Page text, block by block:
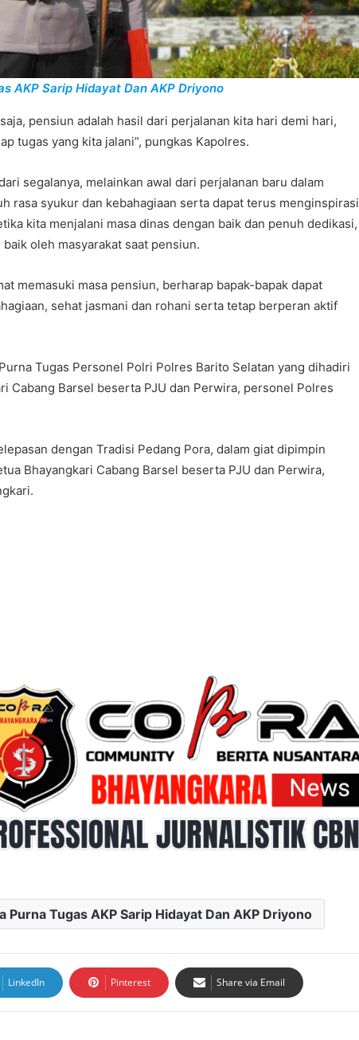
AKP Sarip Hidayat Dan AKP Driyono
pensiun adalah hasil dari perjalanan kita hari demi hari,
tugas yang kita jalani”, pungkas Kapolres.
segalanya, melainkan awal dari perjalanan baru dalam
rasa syukur dan kebahagiaan serta dapat terus menginspirasi
kita menjalani masa dinas dengan baik dan penuh dedikasi,
oleh masyarakat saat pensiun.
memasuki masa pensiun, berharap bapak-bapak dapat
sehat jasmani dan rohani serta tetap berperan aktif
Tugas Personel Polri Polres Barito Selatan yang dihadiri
Cabang Barsel beserta PJU dan Perwira, personel Polres
dengan Tradisi Pedang Pora, dalam giat dipimpin
Bhayangkari Cabang Barsel beserta PJU dan Perwira,
Tugas AKP Sarip Hidayat Dan AKP Driyono
LinkedIn Pinterest Share via Email